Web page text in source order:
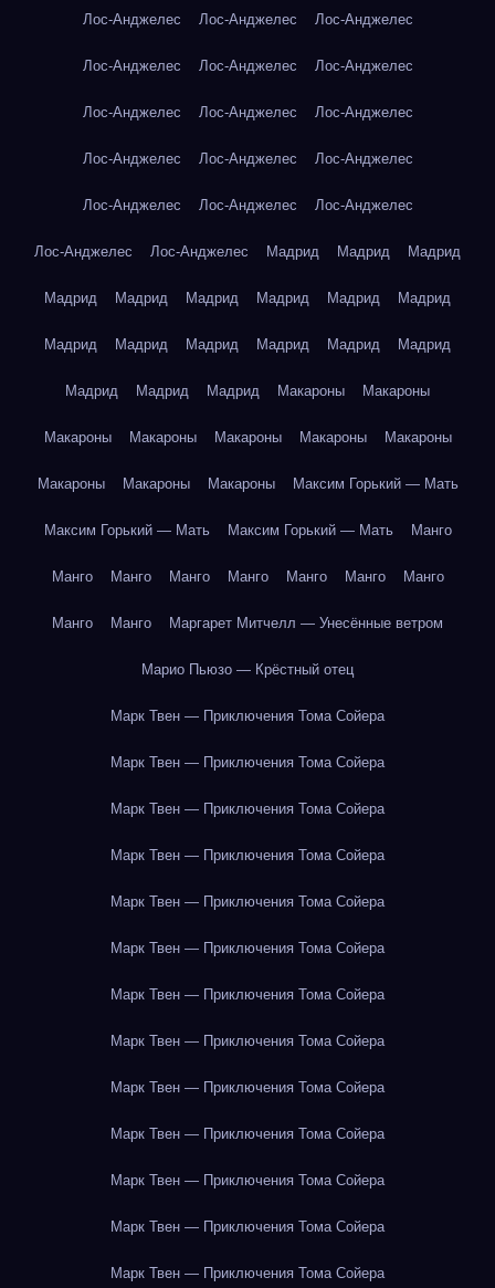
Лос-Анджелес Лос-Анджелес Лос-Анджелес
Лос-Анджелес Лос-Анджелес Лос-Анджелес
Лос-Анджелес Лос-Анджелес Лос-Анджелес
Лос-Анджелес Лос-Анджелес Лос-Анджелес
Лос-Анджелес Лос-Анджелес Лос-Анджелес
Лос-Анджелес Лос-Анджелес Мадрид Мадрид Мадрид
Мадрид Мадрид Мадрид Мадрид Мадрид Мадрид
Мадрид Мадрид Мадрид Мадрид Мадрид Мадрид
Мадрид Мадрид Мадрид Макароны Макароны
Макароны Макароны Макароны Макароны Макароны
Макароны Макароны Макароны Максим Горький — Мать
Максим Горький — Мать Максим Горький — Мать Манго
Манго Манго Манго Манго Манго Манго Манго
Манго Манго Маргарет Митчелл — Унесённые ветром
Марио Пьюзо — Крёстный отец
Марк Твен — Приключения Тома Сойера
Марк Твен — Приключения Тома Сойера
Марк Твен — Приключения Тома Сойера
Марк Твен — Приключения Тома Сойера
Марк Твен — Приключения Тома Сойера
Марк Твен — Приключения Тома Сойера
Марк Твен — Приключения Тома Сойера
Марк Твен — Приключения Тома Сойера
Марк Твен — Приключения Тома Сойера
Марк Твен — Приключения Тома Сойера
Марк Твен — Приключения Тома Сойера
Марк Твен — Приключения Тома Сойера
Марк Твен — Приключения Тома Сойера